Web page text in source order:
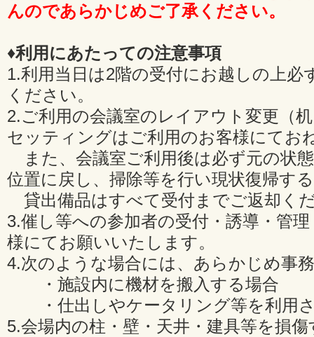
んのであらかじめご了承ください。
♦利用にあたっての注意事項
1.利用当日は2階の受付にお越しの上必
ください。
2.ご利用の会議室のレイアウト変更（
セッティングはご利用のお客様にてお
また、会議室ご利用後は必ず元の状
位置に戻し、掃除等を行い現状復帰す
貸出備品はすべて受付までご返却く
3.催し等への参加者の受付・誘導・管
様にてお願いいたします。
4.次のような場合には、あらかじめ事
・施設内に機材を搬入する場合
・仕出しやケータリング等を利用
5.会場内の柱・壁・天井・建具等を損